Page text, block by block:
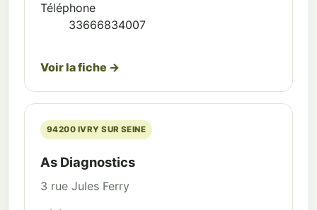
Téléphone
33666834007
Voir la fiche →
94200 IVRY SUR SEINE
As Diagnostics
3 rue Jules Ferry